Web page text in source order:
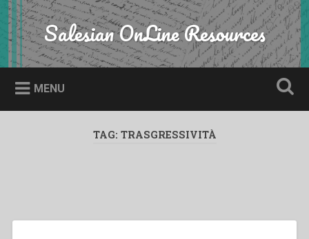
Skip
to
content
Search Salesian OnLine Resources
MENU
TAG: TRASGRESSIVITÀ